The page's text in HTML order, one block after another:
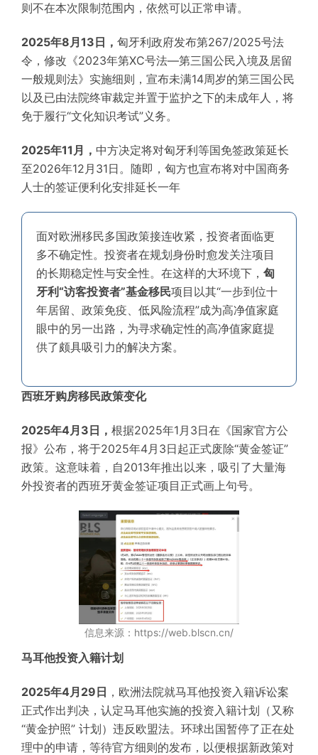
则不在本次限制范围内，依然可以正常申请。
2025年8月13日， 匈牙利政府发布第267/2025号法
令，修改《2023年第XC号法—第三国公民入境及居留
一般规则法》实施细则，宣布未满14周岁的第三国公民
以及已由法院终审裁定并置于监护之下的未成年人，将
免于履行“文化知识考试”义务。
2025年11月， 中方决定将对匈牙利等国免签政策延长
至2026年12月31日。随即，匈方也宣布将对中国商务
人士的签证便利化安排延长一年
面对欧洲移民多国政策接连收紧，投资者面临更
多不确定性。投资者在规划身份时愈发关注项目
的长期稳定性与安全性。在这样的大环境下， 匈
牙利“访客投资者”基金移民项目以其“一步到位十
年居留、政策免疫、低风险流程”成为高净值家庭
眼中的另一出路，为寻求确定性的高净值家庭提
供了颇具吸引力的解决方案。
西班牙购房移民政策变化
2025年4月3日， 根据2025年1月3日在《国家官方公
报》公布，将于2025年4月3日起正式废除“黄金签证”
政策。这意味着，自2013年推出以来，吸引了大量海
外投资者的西班牙黄金签证项目正式画上句号。
信息来源：https://web.blscn.cn/
马耳他投资入籍计划
2025年4月29日 ，欧洲法院就马耳他投资入籍诉讼案
正式作出判决，认定马耳他实施的投资入籍计划（又称
“黄金护照” 计划）违反欧盟法。环球出国暂停了正在处
理中的申请，等待官方细则的发布，以便根据新政策对